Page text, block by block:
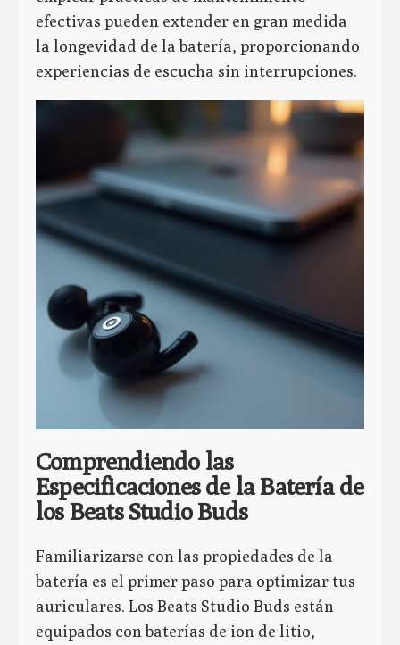
efectivas pueden extender en gran medida
la longevidad de la batería, proporcionando
experiencias de escucha sin interrupciones.
Comprendiendo las
Especificaciones de la Batería de
los Beats Studio Buds
Familiarizarse con las propiedades de la
batería es el primer paso para optimizar tus
auriculares. Los Beats Studio Buds están
equipados con baterías de ion de litio,